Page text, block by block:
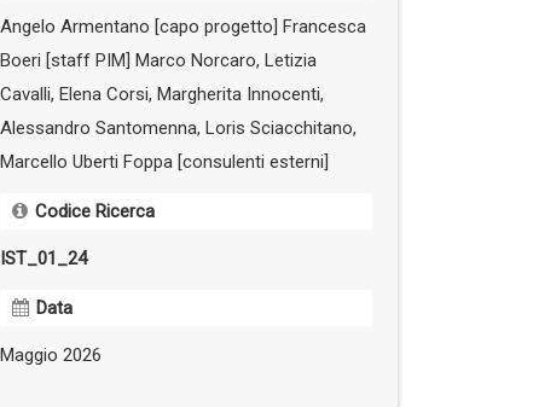
Angelo Armentano [capo progetto] Francesca
Boeri [staff PIM] Marco Norcaro, Letizia
Cavalli, Elena Corsi, Margherita Innocenti,
Alessandro Santomenna, Loris Sciacchitano,
Marcello Uberti Foppa [consulenti esterni]
Codice Ricerca
IST_01_24
Data
Maggio 2026